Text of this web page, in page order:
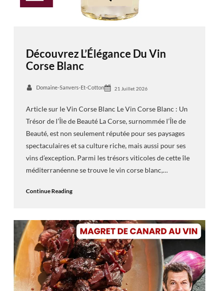
Découvrez L’Élégance Du Vin
Corse Blanc
Domaine-Sanvers-Et-Cotton 21 Juillet 2026
Article sur le Vin Corse Blanc Le Vin Corse Blanc : Un
Trésor de l’Île de Beauté La Corse, surnommée l’Île de
Beauté, est non seulement réputée pour ses paysages
spectaculaires et sa culture riche, mais aussi pour ses
vins d’exception. Parmi les trésors viticoles de cette île
méditerranéenne se trouve le vin corse blanc,…
Continue Reading